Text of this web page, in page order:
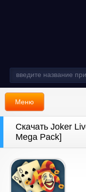
Меню
Скачать Joker
Mega Pack]